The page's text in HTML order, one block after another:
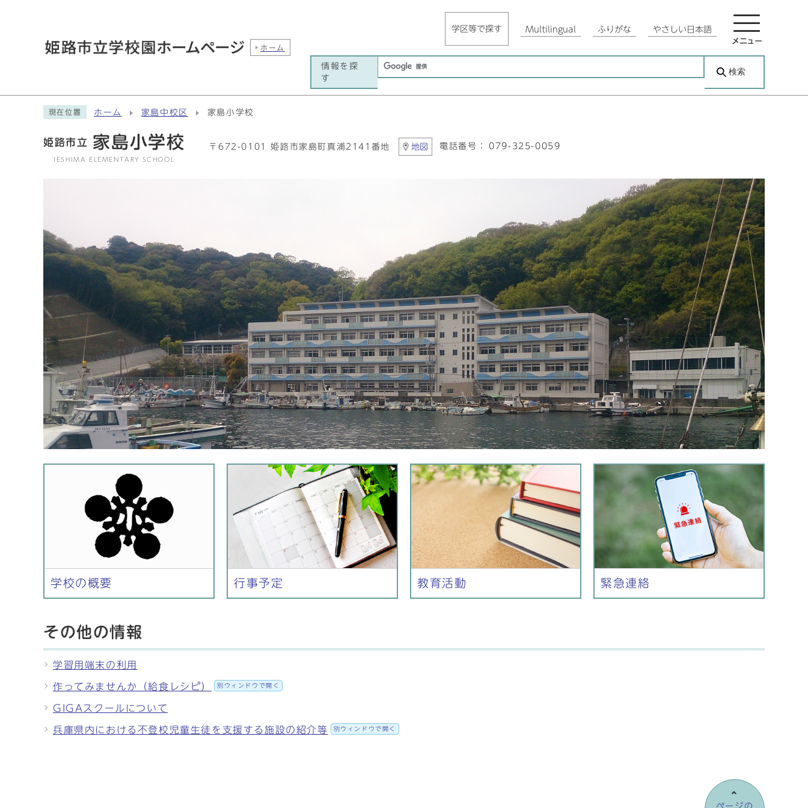
ホーム
学区等で探す Multilingual ふりがな やさしい日本語
メニュー
情報を探
す
検索
現在位置 ホーム 家島中校区 家島小学校
姫路市立 家島小学校
IESHIMA ELEMENTARY SCHOOL
〒672-0101 姫路市家島町真浦2141番地 地図 電話番号： 079-325-0059
学校の概要 行事予定 教育活動 緊急連絡
その他の情報
学習用端末の利用
作ってみませんか（給食レシピ） 別ウィンドウで開く
GIGAスクールについて
兵庫県内における不登校児童生徒を支援する施設の紹介等 別ウィンドウで開く